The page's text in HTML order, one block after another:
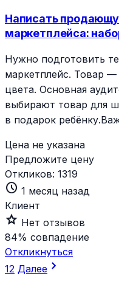
Написать
маркетплейса:
Нужно подготовить
маркетплейс. Товар
цвета. Основная
выбирают товар для
в подарок
Цена не указана
Предложите цену
Откликов: 1319
schedule 1 месяц назад
Клиент
star_outline Нет отзывов
84% совпадение
Откликнуться
12 Далее chevron_right